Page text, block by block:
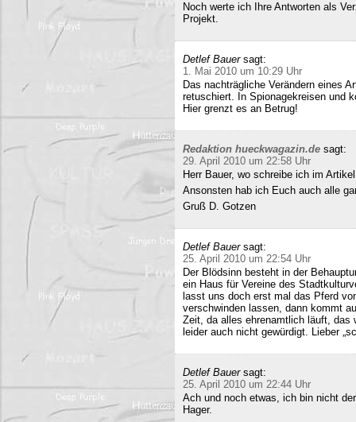
Noch werte ich Ihre Antworten als
Projekt.
Detlef Bauer sagt:
1. Mai 2010 um 10:29 Uhr
Das nachträgliche Verändern eines
retuschiert. In Spionagekreisen und
Hier grenzt es an Betrug!
Redaktion hueckwagazin.de sagt:
29. April 2010 um 22:58 Uhr
Herr Bauer, wo schreibe ich im
Ansonsten hab ich Euch auch alle
Gruß D. Gotzen
Detlef Bauer sagt:
25. April 2010 um 22:54 Uhr
Der Blödsinn besteht in der
ein Haus für Vereine des
lasst uns doch erst mal das Pferd
verschwinden lassen, dann kommt
Zeit, da alles ehrenamtlich läuft, das
leider auch nicht gewürdigt. Lieber
Detlef Bauer sagt:
25. April 2010 um 22:44 Uhr
Ach und noch etwas, ich bin nicht
Hager.